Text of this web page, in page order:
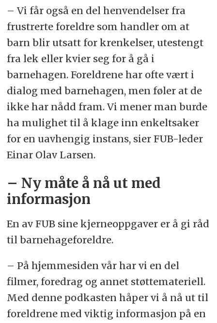
– Vi får også en del henvendelser fra
frustrerte foreldre som handler om at
barn blir utsatt for krenkelser, utestengt
fra lek eller kvier seg for å gå i
barnehagen. Foreldrene har ofte vært i
dialog med barnehagen, men føler at de
ikke har nådd fram. Vi mener man burde
ha mulighet til å klage inn enkeltsaker
for en uavhengig instans, sier FUB-leder
Einar Olav Larsen.
– Ny måte å nå ut med
informasjon
En av FUB sine kjerneoppgaver er å gi råd
til barnehageforeldre.
– På hjemmesiden vår har vi en del
filmer, foredrag og annet støttemateriell.
Med denne podkasten håper vi å nå ut til
foreldrene med viktig informasjon på en